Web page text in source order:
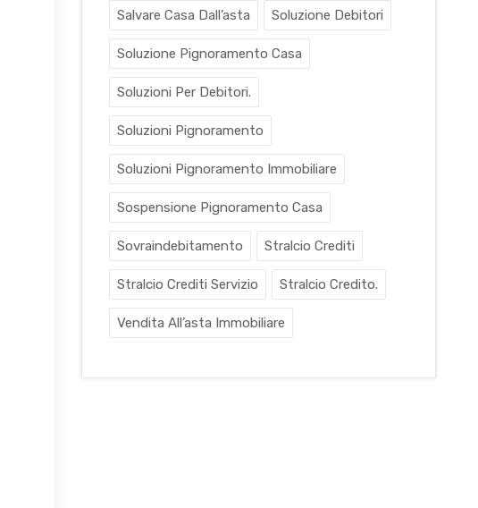
Salvare Casa Dall’asta Soluzione Debitori
Soluzione Pignoramento Casa
Soluzioni Per Debitori.
Soluzioni Pignoramento
Soluzioni Pignoramento Immobiliare
Sospensione Pignoramento Casa
Sovraindebitamento Stralcio Crediti
Stralcio Crediti Servizio Stralcio Credito.
Vendita All’asta Immobiliare